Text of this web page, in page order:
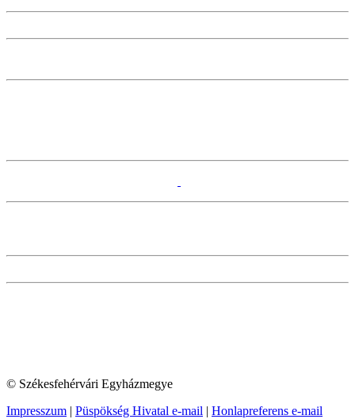
© Székesfehérvári Egyházmegye
Impresszum | Püspökség Hivatal e-mail | Honlapreferens e-mail